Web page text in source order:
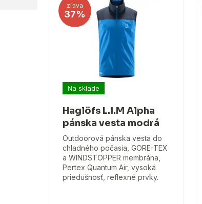
zľava
37%
Na sklade
Haglöfs L.I.M Alpha
pánska vesta modrá
Outdoorová pánska vesta do
chladného počasia, GORE-TEX
a WINDSTOPPER membrána,
Pertex Quantum Air, vysoká
priedušnosť, reflexné prvky.